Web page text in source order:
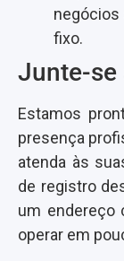
fixo.
Junte-se
Estamos
presença
atenda às
de registro
um endereço
operar em